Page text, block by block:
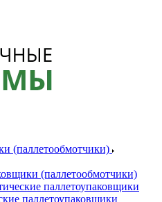
(паллетообмотчики)
(паллетообмотчики)
паллетоупаковщики
паллетоупаковщики